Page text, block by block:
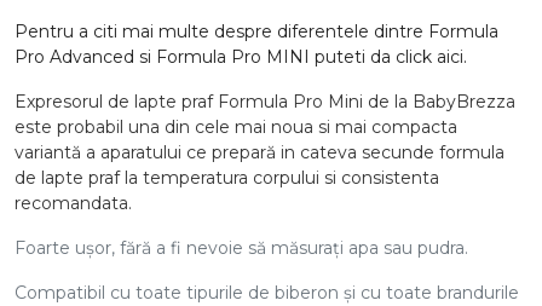
Pentru a citi mai multe despre diferentele dintre Formula
Pro Advanced si Formula Pro MINI puteti da click aici.
Expresorul de lapte praf Formula Pro Mini de la BabyBrezza
este probabil una din cele mai noua si mai compacta
variantă a aparatului ce prepară in cateva secunde formula
de lapte praf la temperatura corpului si consistenta
recomandata.
Foarte ușor, fără a fi nevoie să măsurați apa sau pudra.
Compatibil cu toate tipurile de biberon și cu toate brandurile